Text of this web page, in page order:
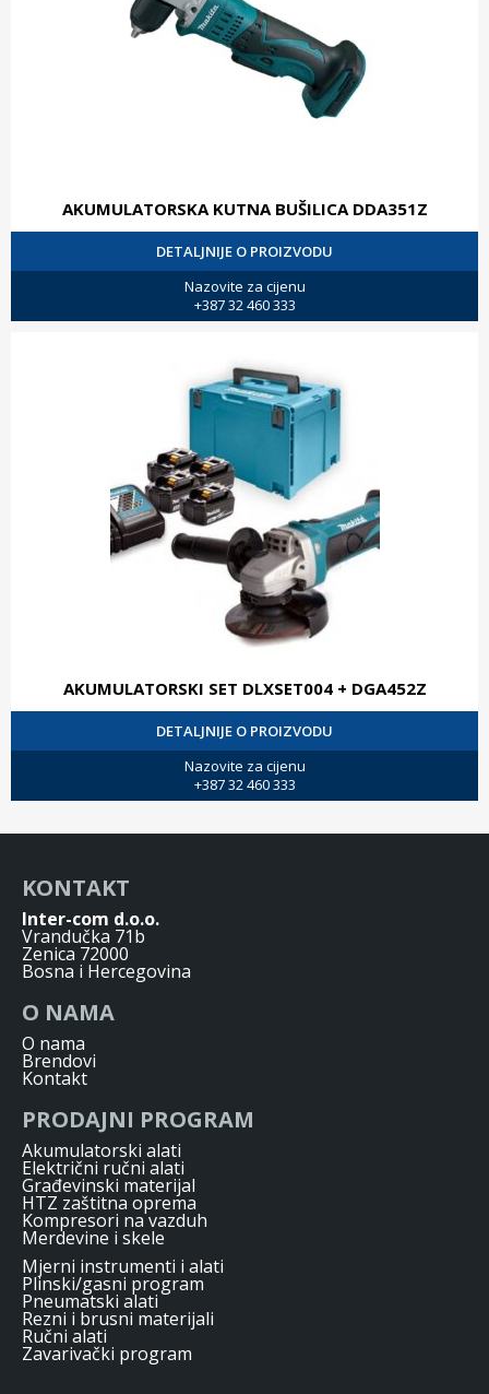
AKUMULATORSKA KUTNA BUŠILICA DDA351Z
DETALJNIJE O PROIZVODU
Nazovite za cijenu
+387 32 460 333
AKUMULATORSKI SET DLXSET004 + DGA452Z
DETALJNIJE O PROIZVODU
Nazovite za cijenu
+387 32 460 333
KONTAKT
Inter-com d.o.o.
Vrandučka 71b
Zenica 72000
Bosna i Hercegovina
O NAMA
O nama
Brendovi
Kontakt
PRODAJNI PROGRAM
Akumulatorski alati
Električni ručni alati
Građevinski materijal
HTZ zaštitna oprema
Kompresori na vazduh
Merdevine i skele
Mjerni instrumenti i alati
Plinski/gasni program
Pneumatski alati
Rezni i brusni materijali
Ručni alati
Zavarivački program